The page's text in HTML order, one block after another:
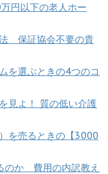
円以下の老人ホー
保証協会不要の貴
を選ぶときの4つのコ
見よ！ 質の低い介護
を売るときの【3000
のか 費用の内訳教え